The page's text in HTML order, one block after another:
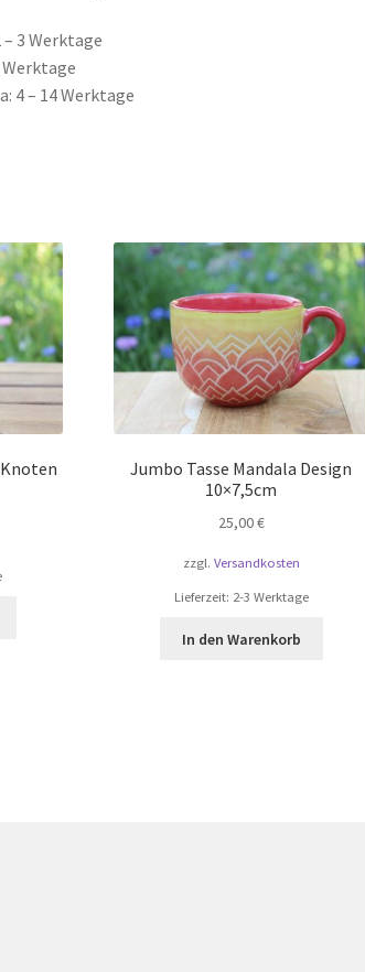
3 Werktage
4 – 14 Werktage
Jumbo Tasse Mandala Design
10×7,5cm
25,00€
zzgl. Versandkosten
Lieferzeit: 2-3 Werktage
In den Warenkorb